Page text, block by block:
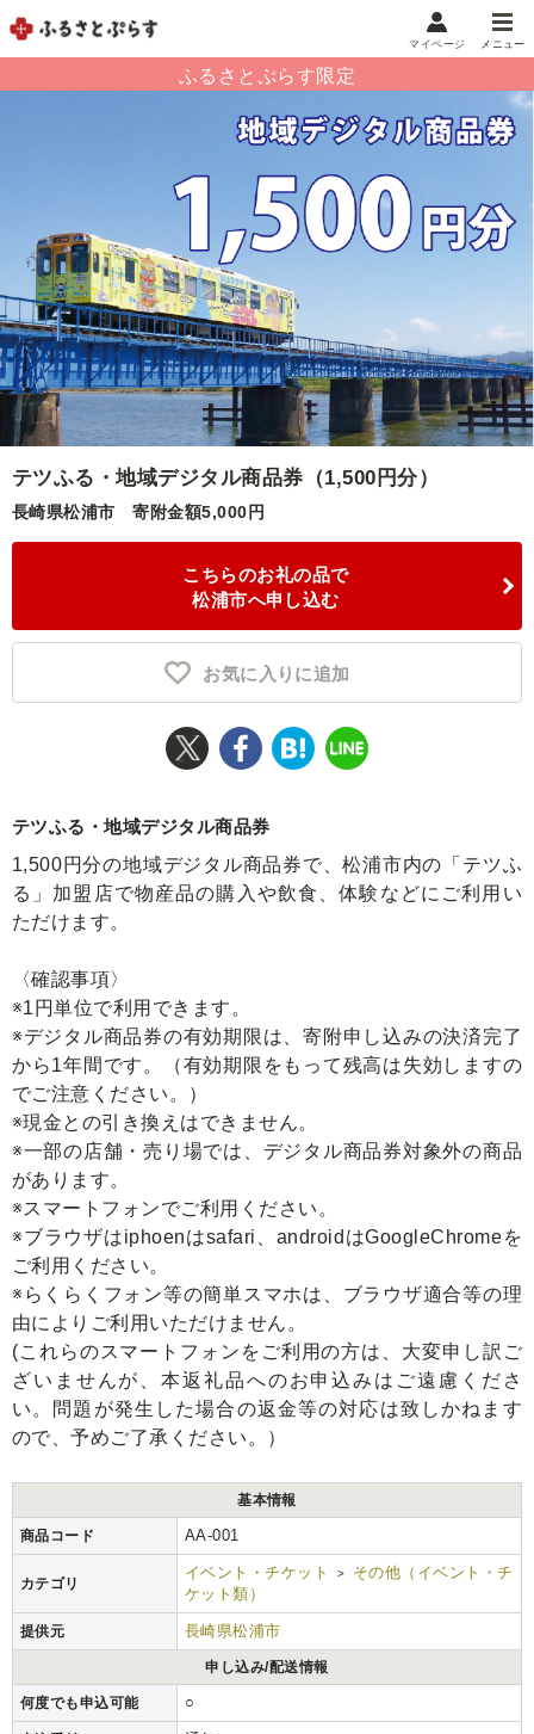
メニュー
閲覧履歴
お礼の品から探す
お礼の品をカテゴリや金額で絞り込み
自治体から探す
特集・おすすめ
控除額シミュレータ Q&A
マイページ
テツふる・地域デジタル商品券（1,500円分）
長崎県松浦市 寄附金額5,000円
こちらのお礼の品で
松浦市へ申し込む
お気に入りに追加
テツふる・地域デジタル商品券
1,500円分の地域デジタル商品券で、松浦市内の「テツふ
る」加盟店で物産品の購入や飲食、体験などにご利用い
ただけます。
〈確認事項〉
※1円単位で利用できます。
※デジタル商品券の有効期限は、寄附申し込みの決済完了
から1年間です。（有効期限をもって残高は失効しますの
でご注意ください。）
※現金との引き換えはできません。
※一部の店舗・売り場では、デジタル商品券対象外の商品
があります。
※スマートフォンでご利用ください。
※ブラウザはiphoenはsafari、androidはGoogleChromeを
ご利用ください。
※らくらくフォン等の簡単スマホは、ブラウザ適合等の理
由によりご利用いただけません。
(これらのスマートフォンをご利用の方は、大変申し訳ご
ざいませんが、本返礼品へのお申込みはご遠慮くださ
い。問題が発生した場合の返金等の対応は致しかねます
ので、予めご了承ください。）
基本情報
商品コード AA-001
カテゴリ
イベント・チケット >
その他（イベント・チ
ケット類）
提供元 長崎県松浦市
申し込み/配送情報
何度でも申込可能 ○